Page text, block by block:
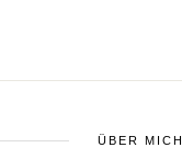
ÜBER MICH